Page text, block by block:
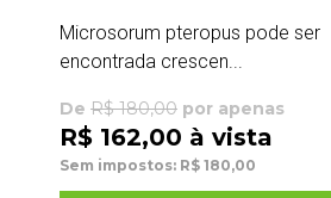
Microsorum pteropus pode ser
encontrada crescen...
De R$ 180,00 por apenas
R$ 162,00 à vista
Sem impostos: R$ 180,00